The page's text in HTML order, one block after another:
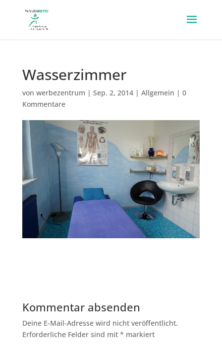
Wasserzimmer
von werbezentrum | Sep. 2, 2014| Allgemein | 0
Kommentare
Kommentar absenden
Deine E-Mail-Adresse wird nicht veröffentlicht.
Erforderliche Felder sind mit * markiert